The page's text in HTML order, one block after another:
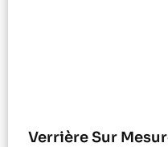
Verrière Sur